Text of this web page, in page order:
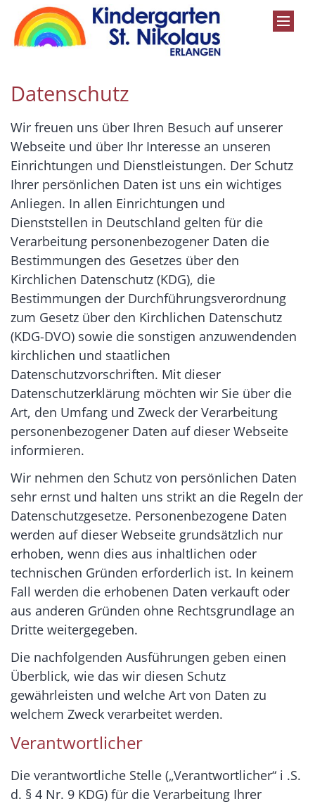
Zum Inhalt springen
Datenschutz
Wir freuen uns über Ihren Besuch auf unserer
Webseite und über Ihr Interesse an unseren
Einrichtungen und Dienstleistungen. Der Schutz
Ihrer persönlichen Daten ist uns ein wichtiges
Anliegen. In allen Einrichtungen und
Dienststellen in Deutschland gelten für die
Verarbeitung personenbezogener Daten die
Bestimmungen des Gesetzes über den
Kirchlichen Datenschutz (KDG), die
Bestimmungen der Durchführungsverordnung
zum Gesetz über den Kirchlichen Datenschutz
(KDG-DVO) sowie die sonstigen anzuwendenden
kirchlichen und staatlichen
Datenschutzvorschriften. Mit dieser
Datenschutzerklärung möchten wir Sie über die
Art, den Umfang und Zweck der Verarbeitung
personenbezogener Daten auf dieser Webseite
informieren.
Wir nehmen den Schutz von persönlichen Daten
sehr ernst und halten uns strikt an die Regeln der
Datenschutzgesetze. Personenbezogene Daten
werden auf dieser Webseite grundsätzlich nur
erhoben, wenn dies aus inhaltlichen oder
technischen Gründen erforderlich ist. In keinem
Fall werden die erhobenen Daten verkauft oder
aus anderen Gründen ohne Rechtsgrundlage an
Dritte weitergegeben.
Die nachfolgenden Ausführungen geben einen
Überblick, wie das wir diesen Schutz
gewährleisten und welche Art von Daten zu
welchem Zweck verarbeitet werden.
Verantwortlicher
Die verantwortliche Stelle („Verantwortlicher“ i .S.
d. § 4 Nr. 9 KDG) für die Verarbeitung Ihrer